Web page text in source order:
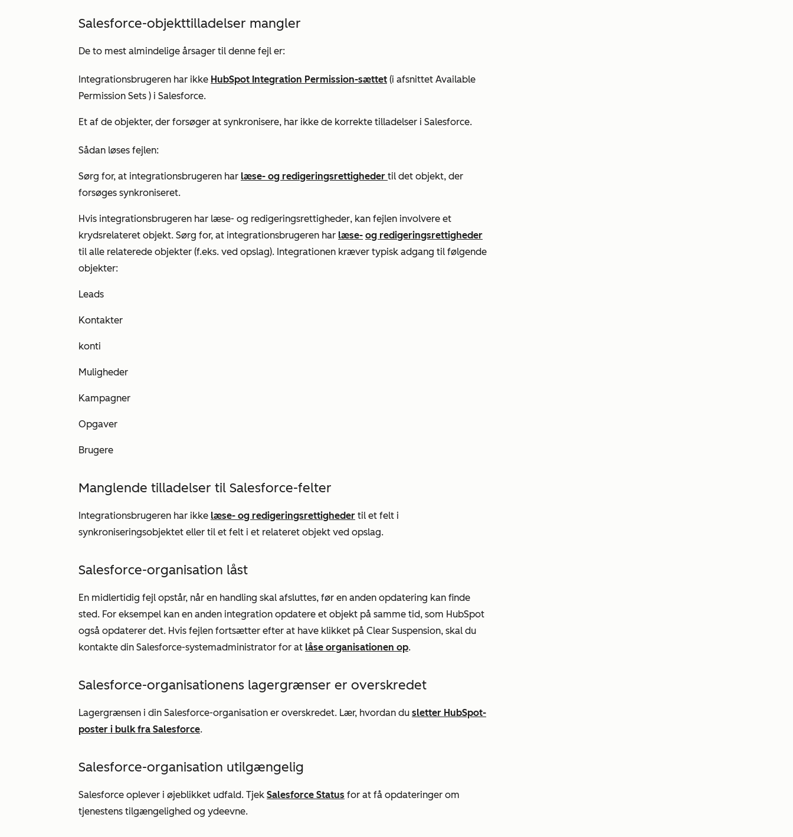
Salesforce-objekttilladelser mangler
De to mest almindelige årsager til denne fejl er:
Integrationsbrugeren har ikke HubSpot Integration Permission-sættet (i afsnittet Available
Permission Sets ) i Salesforce.
Et af de objekter, der forsøger at synkronisere, har ikke de korrekte tilladelser i Salesforce.
Sådan løses fejlen:
Sørg for, at integrationsbrugeren har læse- og redigeringsrettigheder til det objekt, der
forsøges synkroniseret.
Hvis integrationsbrugeren har læse- og redigeringsrettigheder, kan fejlen involvere et
krydsrelateret objekt. Sørg for, at integrationsbrugeren har læse- og redigeringsrettigheder
til alle relaterede objekter (f.eks. ved opslag). Integrationen kræver typisk adgang til følgende
objekter:
Leads
Kontakter
konti
Muligheder
Kampagner
Opgaver
Brugere
Manglende tilladelser til Salesforce-felter
Integrationsbrugeren har ikke læse- og redigeringsrettigheder til et felt i
synkroniseringsobjektet eller til et felt i et relateret objekt ved opslag.
Salesforce-organisation låst
En midlertidig fejl opstår, når en handling skal afsluttes, før en anden opdatering kan finde
sted. For eksempel kan en anden integration opdatere et objekt på samme tid, som HubSpot
også opdaterer det. Hvis fejlen fortsætter efter at have klikket på Clear Suspension, skal du
kontakte din Salesforce-systemadministrator for at låse organisationen op.
Salesforce-organisationens lagergrænser er overskredet
Lagergrænsen i din Salesforce-organisation er overskredet. Lær, hvordan du sletter HubSpot-
poster i bulk fra Salesforce.
Salesforce-organisation utilgængelig
Salesforce oplever i øjeblikket udfald. Tjek Salesforce Status for at få opdateringer om
tjenestens tilgængelighed og ydeevne.